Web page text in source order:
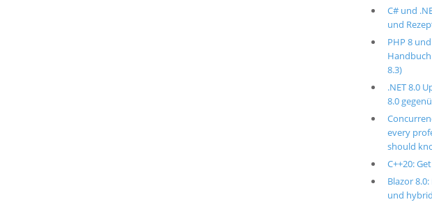
C# und
und
PHP 8
8.3)
.NET 8.0
8.0
every
should
C++20:
Blazor
und